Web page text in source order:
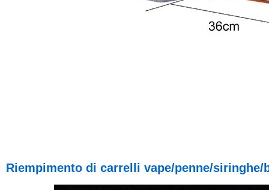
Riempimento di carrelli vape/penne/